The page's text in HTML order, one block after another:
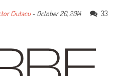
Ciutacu- October 20, 2014
33